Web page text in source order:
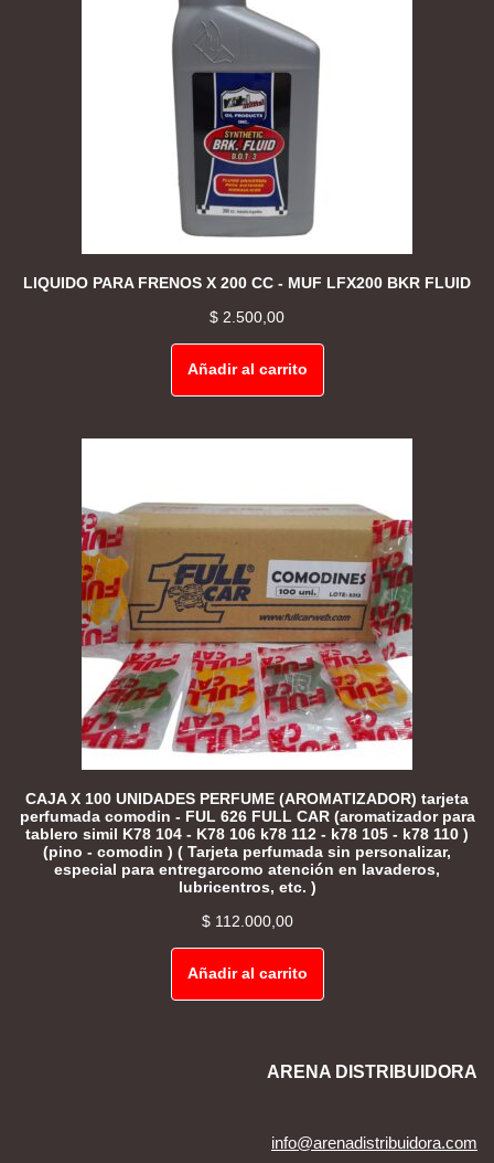
LIQUIDO PARA FRENOS X 200 CC - MUF LFX200 BKR FLUID
$ 2.500,00
Añadir al carrito
CAJA X 100 UNIDADES PERFUME (AROMATIZADOR) tarjeta
perfumada comodin - FUL 626 FULL CAR (aromatizador para
tablero simil K78 104 - K78 106 k78 112 - k78 105 - k78 110 )
(pino - comodin ) ( Tarjeta perfumada sin personalizar,
especial para entregarcomo atención en lavaderos,
lubricentros, etc. )
$112.000,00
Añadir al carrito
ARENA DISTRIBUIDORA
info@arenadistribuidora.com